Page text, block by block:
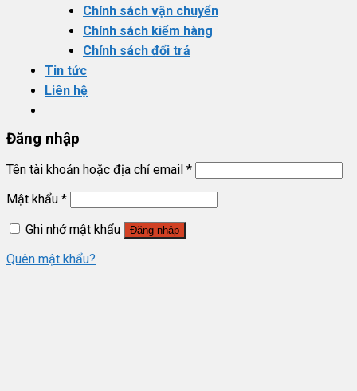
Chính sách vận chuyển
Chính sách kiểm hàng
Chính sách đổi trả
Tin tức
Liên hệ
Đăng nhập
Tên tài khoản hoặc địa chỉ email *
Mật khẩu *
Ghi nhớ mật khẩu
Đăng nhập
Quên mật khẩu?